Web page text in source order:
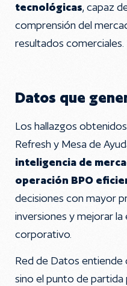
tecnológicas, capaz
comprensión del
resultados comerciales.
Datos que
Los hallazgos
Refresh y Mesa de
inteligencia de
operación BPO
decisiones con mayor
inversiones y mejorar
corporativo.
Red de Datos entiende
sino el punto de partida